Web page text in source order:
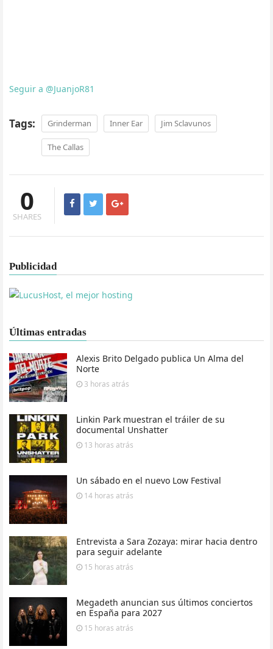
Seguir a @JuanjoR81
Tags: Grinderman Inner Ear Jim Sclavunos
The Callas
0
SHARES
Publicidad
Últimas entradas
Alexis Brito Delgado publica Un Alma del
Norte
3 horas atrás
Linkin Park muestran el tráiler de su
documental Unshatter
13 horas atrás
Un sábado en el nuevo Low Festival
14 horas atrás
Entrevista a Sara Zozaya: mirar hacia dentro
para seguir adelante
15 horas atrás
Megadeth anuncian sus últimos conciertos
en España para 2027
15 horas atrás